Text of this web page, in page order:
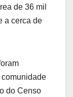
de 36 mil
a cerca de
do Censo